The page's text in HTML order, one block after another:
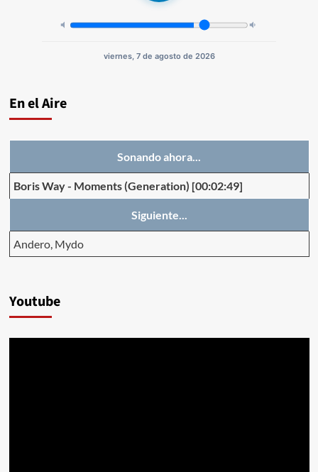
viernes, 7 de agosto de 2026
En el Aire
Sonando ahora...
Boris Way- Moments (Generation) [00:02:49]
Siguiente...
Andero, Mydo
Youtube